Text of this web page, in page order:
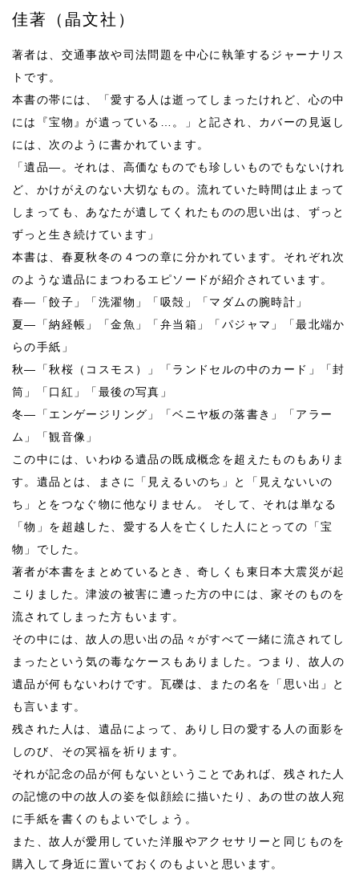
佳著（晶文社）
著者は、交通事故や司法問題を中心に執筆するジャーナリス
トです。
本書の帯には、「愛する人は逝ってしまったけれど、心の中
には『宝物』が遺っている…。」と記され、カバーの見返し
には、次のように書かれています。
「遺品―。それは、高価なものでも珍しいものでもないけれ
ど、かけがえのない大切なもの。流れていた時間は止まって
しまっても、あなたが遺してくれたものの思い出は、ずっと
ずっと生き続けています」
本書は、春夏秋冬の４つの章に分かれています。それぞれ次
のような遺品にまつわるエピソードが紹介されています。
春―「餃子」「洗濯物」「吸殻」「マダムの腕時計」
夏―「納経帳」「金魚」「弁当箱」「パジャマ」「最北端か
らの手紙」
秋―「秋桜（コスモス）」「ランドセルの中のカード」「封
筒」「口紅」「最後の写真」
冬―「エンゲージリング」「ベニヤ板の落書き」「アラー
ム」「観音像」
この中には、いわゆる遺品の既成概念を超えたものもありま
す。遺品とは、まさに「見えるいのち」と「見えないいの
ち」とをつなぐ物に他なりません。 そして、それは単なる
「物」を超越した、愛する人を亡くした人にとっての「宝
物」でした。
著者が本書をまとめているとき、奇しくも東日本大震災が起
こりました。津波の被害に遭った方の中には、家そのものを
流されてしまった方もいます。
その中には、故人の思い出の品々がすべて一緒に流されてし
まったという気の毒なケースもありました。つまり、故人の
遺品が何もないわけです。瓦礫は、またの名を「思い出」と
も言います。
残された人は、遺品によって、ありし日の愛する人の面影を
しのび、その冥福を祈ります。
それが記念の品が何もないということであれば、残された人
の記憶の中の故人の姿を似顔絵に描いたり、あの世の故人宛
に手紙を書くのもよいでしょう。
また、故人が愛用していた洋服やアクセサリーと同じものを
購入して身近に置いておくのもよいと思います。